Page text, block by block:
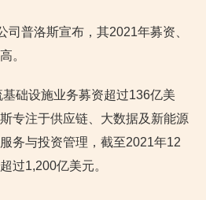
司普洛斯宣布，其2021年募资、
。
础设施业务募资超过136亿美
专注于供应链、大数据及新能源
务与投资管理，截至2021年12
过1,200亿美元。